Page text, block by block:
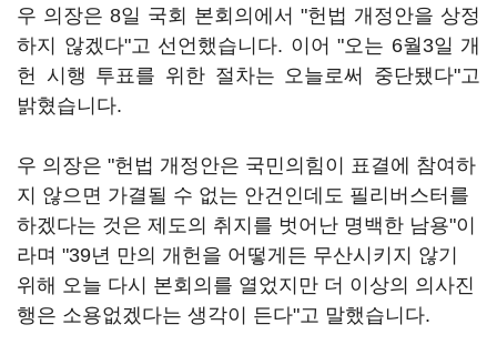
우 의장은 8일 국회 본회의에서 "헌법 개정안을 상정
하지 않겠다"고 선언했습니다. 이어 "오는 6월3일 개
헌 시행 투표를 위한 절차는 오늘로써 중단됐다"고
밝혔습니다.
우 의장은 "헌법 개정안은 국민의힘이 표결에 참여하
지 않으면 가결될 수 없는 안건인데도 필리버스터를
하겠다는 것은 제도의 취지를 벗어난 명백한 남용"이
라며 "39년 만의 개헌을 어떻게든 무산시키지 않기
위해 오늘 다시 본회의를 열었지만 더 이상의 의사진
행은 소용없겠다는 생각이 든다"고 말했습니다.